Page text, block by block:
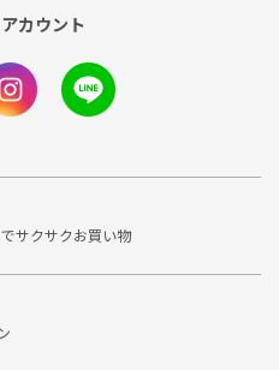
カウント
サクサクお買い物